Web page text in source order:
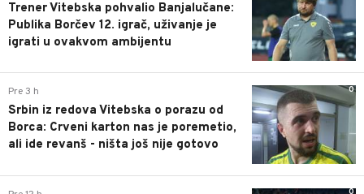
Trener Vitebska pohvalio Banjalučane:
Publika Borčev 12. igrač, uživanje je
igrati u ovakvom ambijentu
0
Pre 3 h
Srbin iz redova Vitebska o porazu od
Borca: Crveni karton nas je poremetio,
ali ide revanš - ništa još nije gotovo